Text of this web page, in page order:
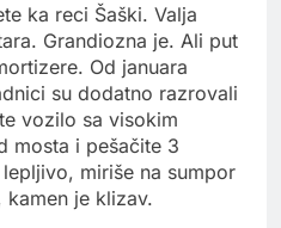
ka reci Šaški. Valja
Grandiozna je. Ali put
Od januara
su dodatno razrovali
vozilo sa visokim
mosta i pešačite 3
miriše na sumpor
kamen je klizav.